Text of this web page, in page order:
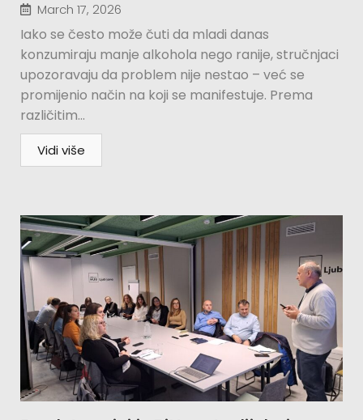
March 17, 2026
Iako se često može čuti da mladi danas
konzumiraju manje alkohola nego ranije, stručnjaci
upozoravaju da problem nije nestao – već se
promijenio način na koji se manifestuje. Prema
različitim...
Vidi više